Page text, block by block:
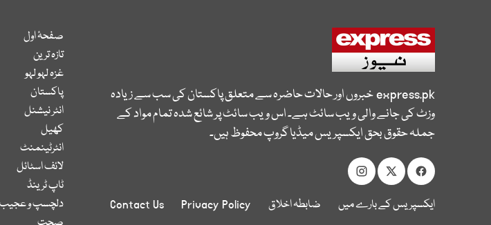
express.pkخبروں اور حالات حاضرہ سے متعلق پاکستان کی سب سے زیادہ
وزٹ کی جانے والی ویب سائٹ ہے۔ اس ویب سائٹ پر شائع شدہ تمام مواد کے
جملہ حقوق بحق ایکسپریس میڈیا گروپ محفوظ ہیں۔
ایکسپریس کے بارے میں ضابطہ اخلاق Privacy Policy
Contact Us
صفحۂ اول
تازہ ترین
غزہ لہو لہو
پاکستان
انٹر نیشنل
کھیل
انٹرٹینمنٹ
لائف اسٹائل
ٹاپ ٹرینڈ
دلچسپ و عجیب